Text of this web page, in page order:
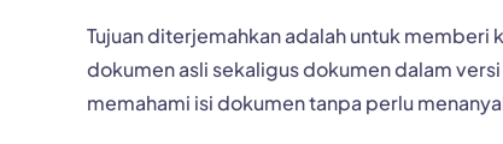
Tujuan diterjemahkan adalah untuk
dokumen asli sekaligus dokumen dalam
memahami isi dokumen tanpa perlu